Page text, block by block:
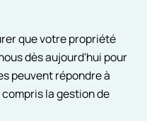
que votre propriété
dès aujourd'hui pour
peuvent répondre à
la gestion de